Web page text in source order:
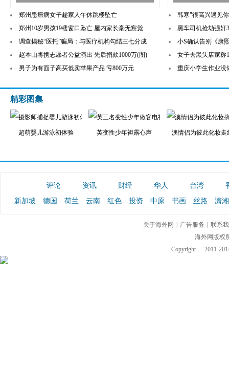
郑州患癌病女子趁家人午休跳楼坠亡
郑州10岁男孩19楼窗口坠亡 屋内家长毫无察觉
调查揭秘“医托”骗局：与医疗机构勾结三七分成
赵本山将携志愿者公益演出 先后捐款1000万(图)
男子为有面子高买低卖苹果产品 亏800万元
韩寒"很高兴遇见
黑车司机抢劫强奸
小S确认告别《康
女子去黑头店家称
重庆小学生作业没
精彩图集
超萌婴儿游泳初体验 英变性少年袒露心声 澳情侣为彼此化妆走
评论 资讯 财经 华人 台湾
新加坡
德国 荷兰 云南 红色 投资 中原 书画 丝路 潇湘
关于海外网 广告服务
联系
海外网版权
Copyright
2011-